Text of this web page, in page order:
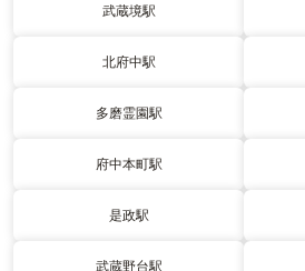
武蔵境駅
北府中駅
多磨霊園駅
府中本町駅
是政駅
武蔵野台駅